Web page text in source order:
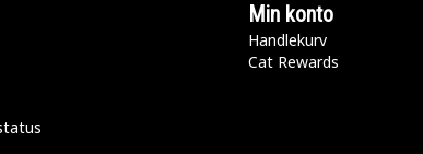
Min konto
Handlekurv
Cat Rewards